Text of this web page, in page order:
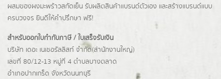
ผสมของผงมะพร้าวสกัดเย็น รับผลิตสินค้าแบรนด์ตัวเอง และสร้างแบรนด์แบบ
ครบวงจร ยินดีให้คำปรึกษา ฟรี!
สำหรับออกใบกำกับภาษี / ใบเสร็จรับเงิน
บริษัท เดอะ เนเชอรัลลิสท์ จำกัด(ส่านักงานใหญ่)
เลขที่ 80/12-13 หมู่ที่ 4 ตำบลบางตลาด
อำเภอปากเกร็ด จังหวัดนนทบุรี